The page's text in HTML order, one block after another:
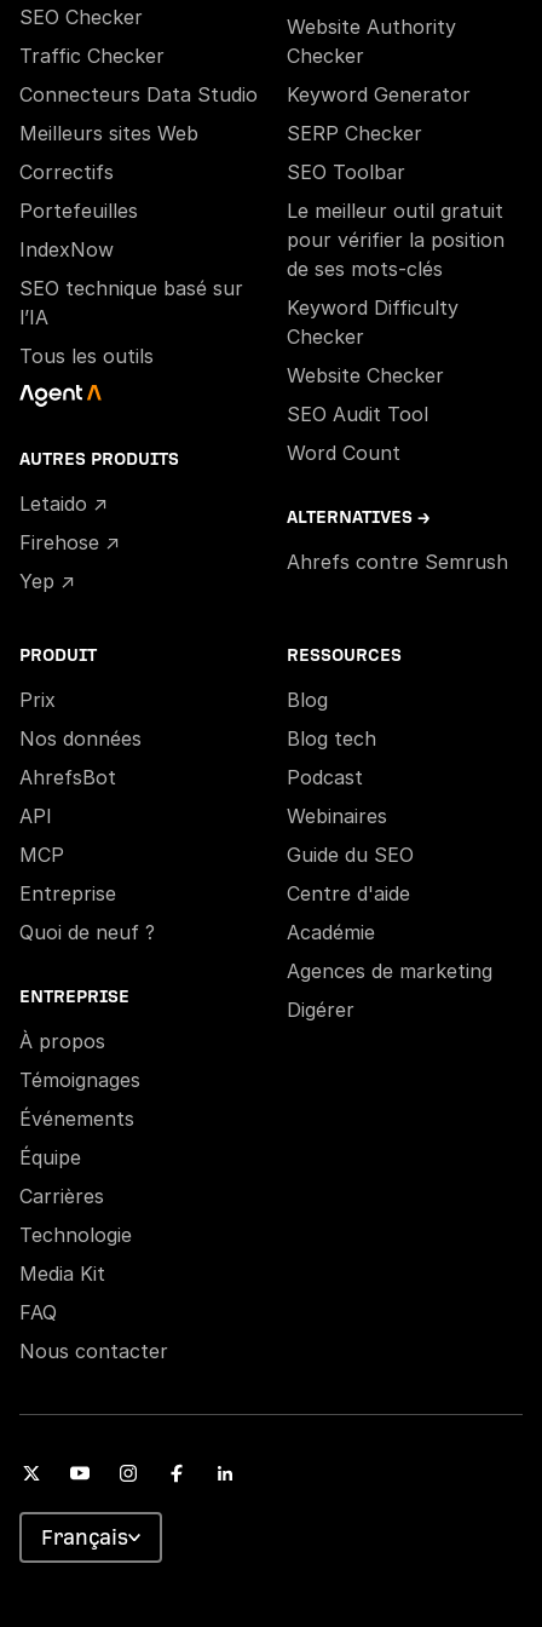
SEO Checker
Traffic Checker
Connecteurs Data Studio
Meilleurs sites Web
Correctifs
Portefeuilles
IndexNow
SEO technique basé sur
l’IA
Tous les outils
AUTRES PRODUITS
Letaido ↗
Firehose ↗
Yep ↗
Website Authority
Checker
Keyword Generator
SERP Checker
SEO Toolbar
Le meilleur outil gratuit
pour vérifier la position
de ses mots-clés
Keyword Difficulty
Checker
Website Checker
SEO Audit Tool
Word Count
ALTERNATIVES →
Ahrefs contre Semrush
PRODUIT
Prix
Nos données
AhrefsBot
API
MCP
Entreprise
Quoi de neuf ?
ENTREPRISE
À propos
Témoignages
Événements
Équipe
Carrières
Technologie
Media Kit
FAQ
Nous contacter
RESSOURCES
Blog
Blog tech
Podcast
Webinaires
Guide du SEO
Centre d'aide
Académie
Agences de marketing
Digérer
Français